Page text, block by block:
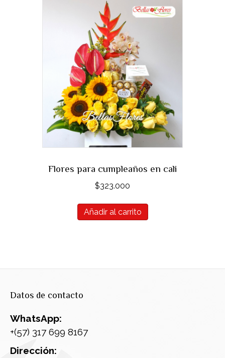
Flores para cumpleaños en cali
$323.000
Añadir al carrito
Datos de contacto
WhatsApp:
+(57) 317 699 8167
Dirección: